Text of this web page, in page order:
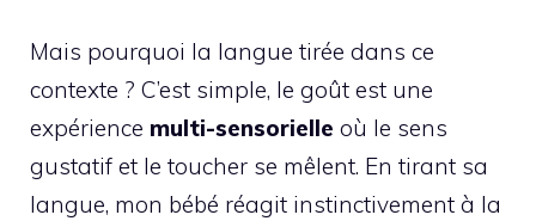
Mais pourquoi la langue tirée dans ce
contexte ? C’est simple, le goût est une
expérience multi-sensorielle où le sens
gustatif et le toucher se mêlent. En tirant sa
langue, mon bébé réagit instinctivement à la